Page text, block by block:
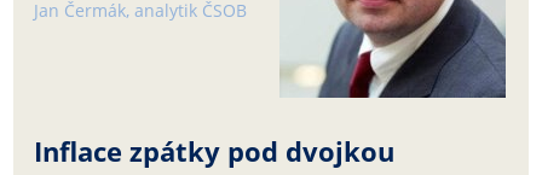
Jan Čermák, analytik ČSOB
Inflace zpátky pod dvojkou